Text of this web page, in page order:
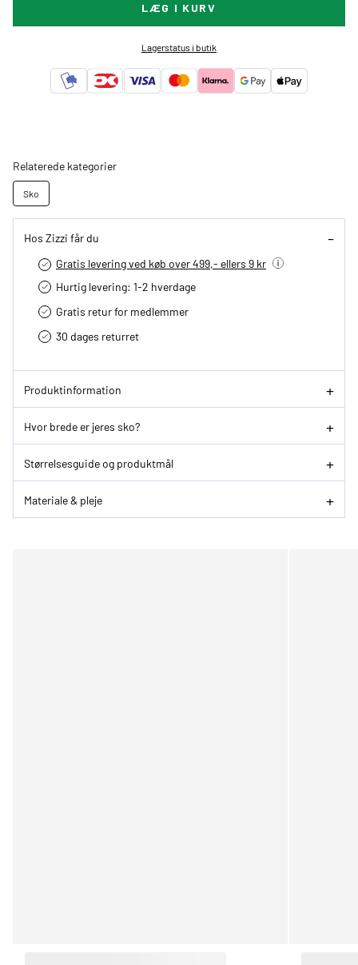
LÆG I KURV
Lagerstatus i butik
Relaterede kategorier
Sko
Hos Zizzi får du
Gratis levering ved køb over 499,- ellers 9 kr
Hurtig levering­: 1-2 hverdage
Gratis retur for medlemmer
30 dages returret
Produktinformation
Hvor brede er jeres sko?
Størrelsesguide og produktmål
Materiale & pleje